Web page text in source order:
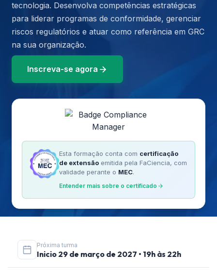
tecnologia. Desenvolva competências estratégicas
para liderar programas de conformidade, gerenciar
riscos regulatórios e atuar como referência em GRC
na sua organização.
Inscreva-se agora
Esta formação conta com certificação
de extensão emitida pela FaCiencia, com
validade perante o MEC.
Entender mais sobre o certificado
Próxima turma
Inicio 29 de março de 2027 • 19h às 22h